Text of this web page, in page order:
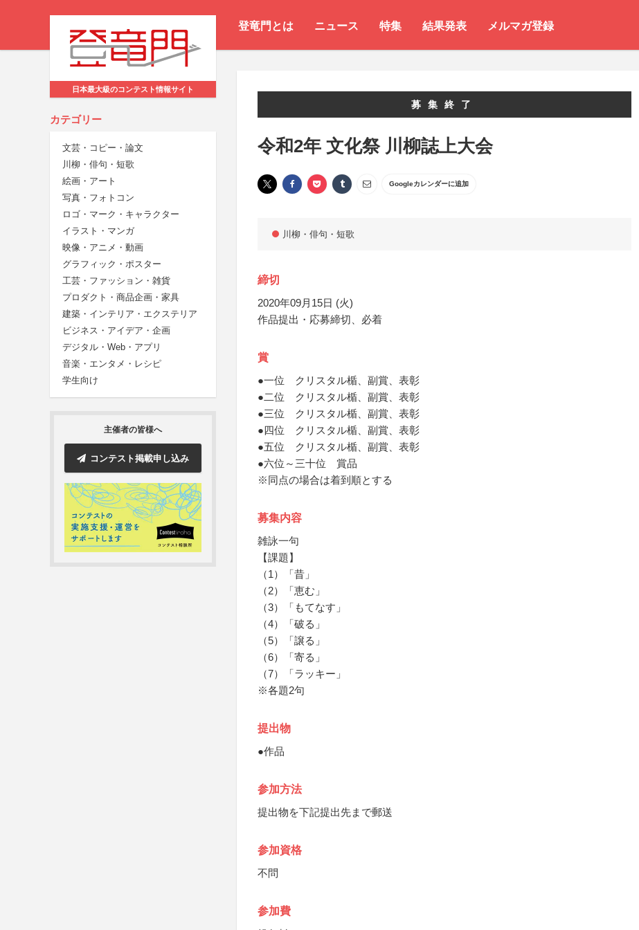
登竜門とは ニュース 特集 結果発表 メルマガ登録
日本最大級のコンテスト情報サイト
カテゴリー
文芸・コピー・論文
川柳・俳句・短歌
絵画・アート
写真・フォトコン
ロゴ・マーク・キャラクター
イラスト・マンガ
映像・アニメ・動画
グラフィック・ポスター
工芸・ファッション・雑貨
プロダクト・商品企画・家具
建築・インテリア・エクステリア
ビジネス・アイデア・企画
デジタル・Web・アプリ
音楽・エンタメ・レシピ
学生向け
主催者の皆様へ
コンテスト掲載申し込み
募集終了
令和2年 文化祭 川柳誌上大会
Googleカレンダーに追加
川柳・俳句・短歌
締切
2020年09月15日 (火)
作品提出・応募締切、必着
賞
●一位 クリスタル楯、副賞、表彰
●二位 クリスタル楯、副賞、表彰
●三位 クリスタル楯、副賞、表彰
●四位 クリスタル楯、副賞、表彰
●五位 クリスタル楯、副賞、表彰
●六位～三十位 賞品
※同点の場合は着到順とする
募集内容
雑詠一句
【課題】
（1）「昔」
（2）「恵む」
（3）「もてなす」
（4）「破る」
（5）「譲る」
（6）「寄る」
（7）「ラッキー」
※各題2句
提出物
●作品
参加方法
提出物を下記提出先まで郵送
参加資格
不問
参加費